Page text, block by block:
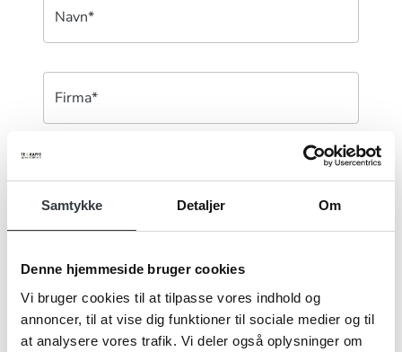
Samtykke Detaljer Om
Denne hjemmeside bruger cookies
Vi bruger cookies til at tilpasse vores indhold og
annoncer, til at vise dig funktioner til sociale medier og til
at analysere vores trafik. Vi deler også oplysninger om
Navn*
Firma*
Telefonnr.*
Email*
Kommentar